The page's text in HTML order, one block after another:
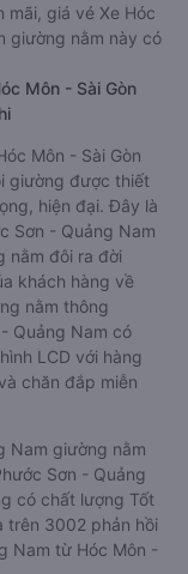
mãi, giá vé Xe Hóc
giường nằm này có
Môn - Sài Gòn
Môn - Sài Gòn
giường được thiết
hiện đại. Đây là
Sơn - Quảng Nam
nằm đôi ra đời
khách hàng về
nằm thông
Quảng Nam có
LCD với hàng
chăn đắp miễn
Nam giường nằm
Sơn - Quảng
có chất lượng Tốt
trên 3002 phản hồi
Nam từ Hóc Môn -